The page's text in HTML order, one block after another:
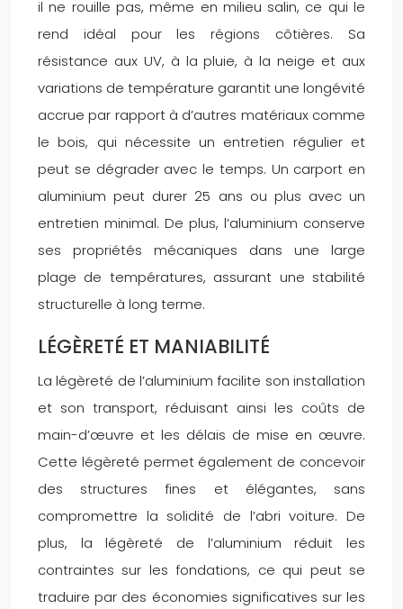
il ne rouille pas, même en milieu salin, ce qui le
rend idéal pour les régions côtières. Sa
résistance aux UV, à la pluie, à la neige et aux
variations de température garantit une longévité
accrue par rapport à d’autres matériaux comme
le bois, qui nécessite un entretien régulier et
peut se dégrader avec le temps. Un carport en
aluminium peut durer 25 ans ou plus avec un
entretien minimal. De plus, l’aluminium conserve
ses propriétés mécaniques dans une large
plage de températures, assurant une stabilité
structurelle à long terme.
LÉGÈRETÉ ET MANIABILITÉ
La légèreté de l’aluminium facilite son installation
et son transport, réduisant ainsi les coûts de
main-d’œuvre et les délais de mise en œuvre.
Cette légèreté permet également de concevoir
des structures fines et élégantes, sans
compromettre la solidité de l’abri voiture. De
plus, la légèreté de l’aluminium réduit les
contraintes sur les fondations, ce qui peut se
traduire par des économies significatives sur les